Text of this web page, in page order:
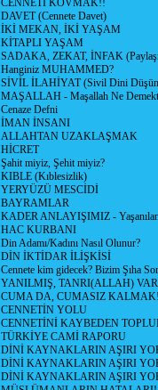
CENNETİ KOVMAK!!
DAVET (Cennete Davet)
İKİ MEKAN, İKİ YAŞAM
KİTAPLI YAŞAM
SADAKA, ZEKAT, İNFAK
Hanginiz MUHAMMED?
SİVİL İLAHİYAT (Sivil Dini
MAŞALLAH - Maşallah Ne
Cenaze Defni
İMAN İNSANI
ALLAHTAN UZAKLAŞMAK
HİCRET
Şahit miyiz, Şehit miyiz?
KIBLE (Kıblesizlik)
YERYÜZÜ MESCİDİ
BAYRAMLAR
KADER ANLAYIŞIMIZ -
HAC KURBANI
Din Adamı/Kadını Nasıl Olunur?
DİN İKTİDAR İLİŞKİSİ
Cennete kim gidecek? Bizim Şıha
YANILMIŞ, TANRI(ALLAH)
CUMA DA, CUMASIZ
CENNETİN YOLU
CENNETİNİ KAYBEDEN
TÜRKİYE CAMİ RAPORU
DİNİ KAYNAKLARIN AŞIRI
DİNİ KAYNAKLARIN AŞIRI
DİNİ KAYNAKLARIN AŞIRI